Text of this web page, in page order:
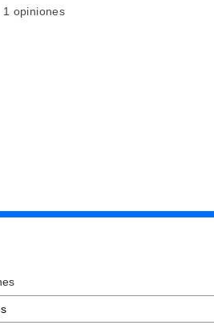
150 GR.
desde
Pvr 59.00€
1 opiniones